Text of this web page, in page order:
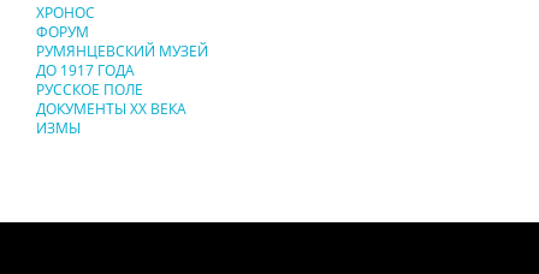
ХРОНОС
ФОРУМ
РУМЯНЦЕВСКИЙ МУЗЕЙ
ДО 1917 ГОДА
РУССКОЕ ПОЛЕ
ДОКУМЕНТЫ XX ВЕКА
ИЗМЫ